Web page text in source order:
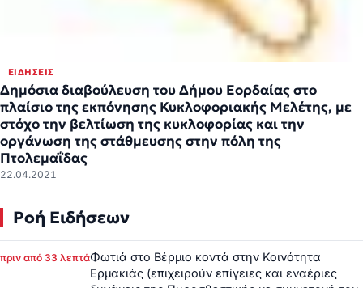
ΕΙΔΉΣΕΙΣ
Δημόσια διαβούλευση του Δήμου Εορδαίας στο
πλαίσιο της εκπόνησης Κυκλοφοριακής Μελέτης, με
στόχο την βελτίωση της κυκλοφορίας και την
οργάνωση της στάθμευσης στην πόλη της
Πτολεμαΐδας
22.04.2021
Ροή Ειδήσεων
πριν από 33 λεπτάΦωτιά στο Βέρμιο κοντά στην Κοινότητα
Ερμακιάς (επιχειρούν επίγειες και εναέριες